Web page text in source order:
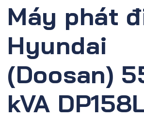
Máy phát
Hyundai
(Doosan)
kVA